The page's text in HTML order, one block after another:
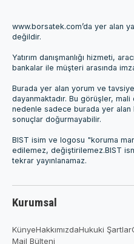
www.borsatek.com’da yer alan
değildir.
Yatırım danışmanlığı hizmeti,
bankalar ile müşteri arasında
Burada yer alan yorum ve
dayanmaktadır. Bu görüşler,
nedenle sadece burada yer alan
sonuçlar doğurmayabilir.
BIST isim ve logosu "koruma
edilemez, değiştirilemez.BIST
tekrar yayınlanamaz.
Kurumsal
KünyeHakkımızdaHukuki Şartlar
Mail Bülteni